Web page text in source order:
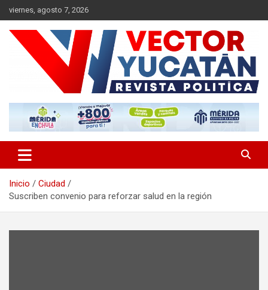
Saltar
al
contenido
viernes, agosto 7, 2026
Vector Yucatán
Inicio
Ciudad
Suscriben convenio para reforzar salud en la región